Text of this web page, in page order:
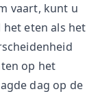
vaart, kunt u
eten als het
op het
dag op de